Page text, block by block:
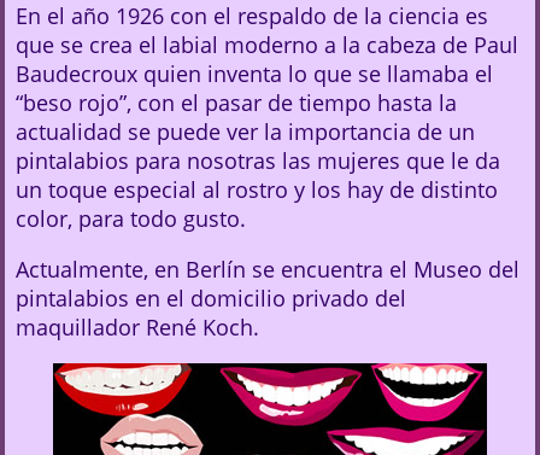
En el año 1926 con el respaldo de la ciencia es
que se crea el labial moderno a la cabeza de Paul
Baudecroux quien inventa lo que se llamaba el
“beso rojo”, con el pasar de tiempo hasta la
actualidad se puede ver la importancia de un
pintalabios para nosotras las mujeres que le da
un toque especial al rostro y los hay de distinto
color, para todo gusto.
Actualmente, en Berlín se encuentra el Museo del
pintalabios en el domicilio privado del
maquillador René Koch.